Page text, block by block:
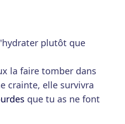
plutôt que
la faire tomber dans
crainte, elle survivra
que tu as ne font